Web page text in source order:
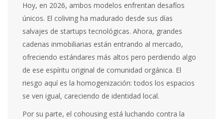
Hoy, en 2026, ambos modelos enfrentan desafíos
únicos. El coliving ha madurado desde sus días
salvajes de startups tecnológicas. Ahora, grandes
cadenas inmobiliarias están entrando al mercado,
ofreciendo estándares más altos pero perdiendo algo
de ese espíritu original de comunidad orgánica. El
riesgo aquí es la homogenización: todos los espacios
se ven igual, careciendo de identidad local.
Por su parte, el cohousing está luchando contra la